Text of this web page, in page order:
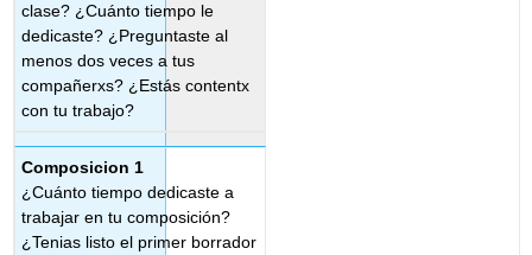
clase? ¿Cuánto tiempo le
dedicaste? ¿Preguntaste al
menos dos veces a tus
compañerxs? ¿Estás contentx
con tu trabajo?
Composicion 1
¿Cuánto tiempo dedicaste a
trabajar en tu composición?
¿Tenias listo el primer borrador